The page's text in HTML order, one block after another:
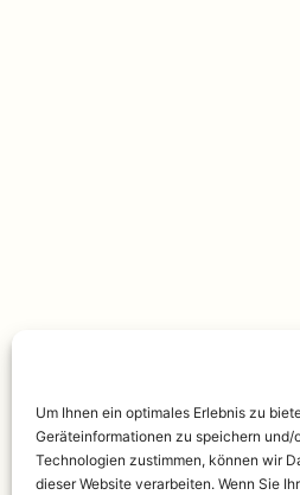
Um Ihnen ein optimales Erlebnis zu
Geräteinformationen zu speichern
Technologien zustimmen, können wir
dieser Website verarbeiten. Wenn Sie